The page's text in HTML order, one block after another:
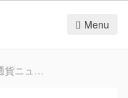
Menu
Trading Tips – PCMag.com